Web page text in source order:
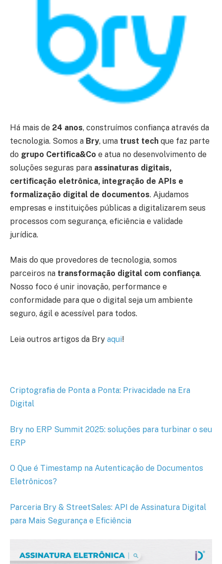
Há mais de 24 anos, construímos confiança através da
tecnologia. Somos a Bry, uma trust tech que faz parte
do grupo Certifica&Co e atua no desenvolvimento de
soluções seguras para assinaturas digitais,
certificação eletrônica, integração de APIs e
formalização digital de documentos. Ajudamos
empresas e instituições públicas a digitalizarem seus
processos com segurança, eficiência e validade
jurídica.
Mais do que provedores de tecnologia, somos
parceiros na transformação digital com confiança.
Nosso foco é unir inovação, performance e
conformidade para que o digital seja um ambiente
seguro, ágil e acessível para todos.
Leia outros artigos da Bry aqui!
Criptografia de Ponta a Ponta: Privacidade na Era
Digital
Bry no ERP Summit 2025: soluções para turbinar o seu
ERP
O Que é Timestamp na Autenticação de Documentos
Eletrônicos?
Parceria Bry & StreetSales: API de Assinatura Digital
para Mais Segurança e Eficiência